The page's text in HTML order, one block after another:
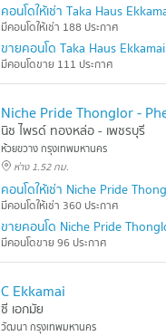
คอนโดให้เช่า Taka Haus
มีคอนโดให้เช่า 188 ประกาศ
ขายคอนโด Taka Haus Ekkamai
มีคอนโดขาย 111 ประกาศ
นิช ไพรด์ ทองหล่อ - เพชรบุรี
ห้วยขวาง กรุงเทพมหานคร
ห่าง 1.52 กม.
คอนโดให้เช่า Niche Pride
มีคอนโดให้เช่า 360 ประกาศ
ขายคอนโด Niche Pride
มีคอนโดขาย 96 ประกาศ
C Ekkamai
ซี เอกมัย
วัฒนา กรุงเทพมหานคร